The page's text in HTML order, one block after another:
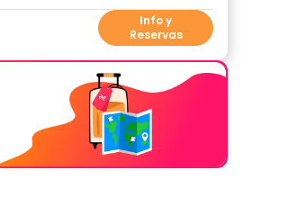
Info y
Reservas